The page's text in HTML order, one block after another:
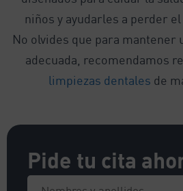
niños y ayudarles a perder
No olvides que para mantener
adecuada, recomendamos
limpiezas dentales de
Pide tu cita